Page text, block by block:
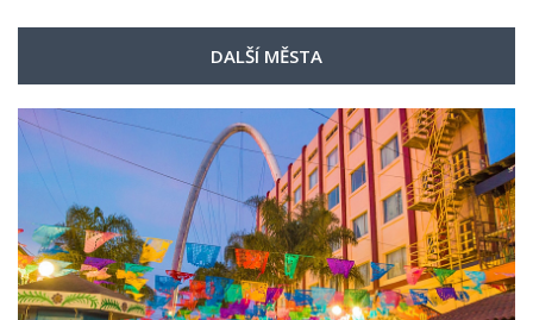
DALŠÍ MĚSTA